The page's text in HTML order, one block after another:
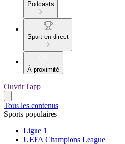
Podcasts
Sport en direct
À proximité
Ouvrir l'app
Tous les contenus
Sports populaires
Ligue 1
UEFA Champions League